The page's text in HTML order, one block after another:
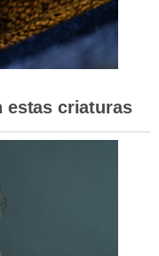
estas criaturas